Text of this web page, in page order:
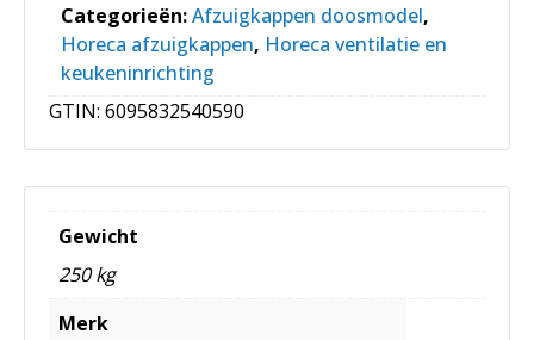
Categorieën:Afzuigkappen doosmodel,
Horeca afzuigkappen, Horeca ventilatie en
keukeninrichting
GTIN: 6095832540590
Gewicht
250 kg
Merk